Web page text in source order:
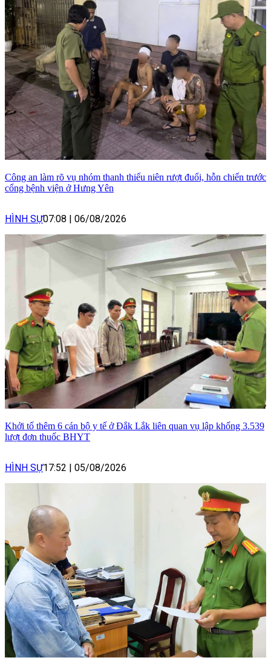
Công an làm rõ vụ nhóm thanh thiếu niên rượt đuổi, hỗn chiến trước
cổng bệnh viện ở Hưng Yên
HÌNH SỰ07:08 06/08/2026
Khởi tố thêm 6 cán bộ y tế ở Đắk Lắk liên quan vụ lập khống 3.539
lượt đơn thuốc BHYT
HÌNH SỰ17:52 05/08/2026